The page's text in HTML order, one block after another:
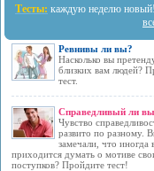
Тесты: каждую неделю новый!
Ревнивы ли вы?
Насколько вы
близких вам людей?
тест.
Справедливый ли вы
Чувство
развито по разному.
замечали, что иногда
приходится думать о мотиве
поступков? Пройдите тест!